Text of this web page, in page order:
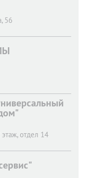
56
отдел 14